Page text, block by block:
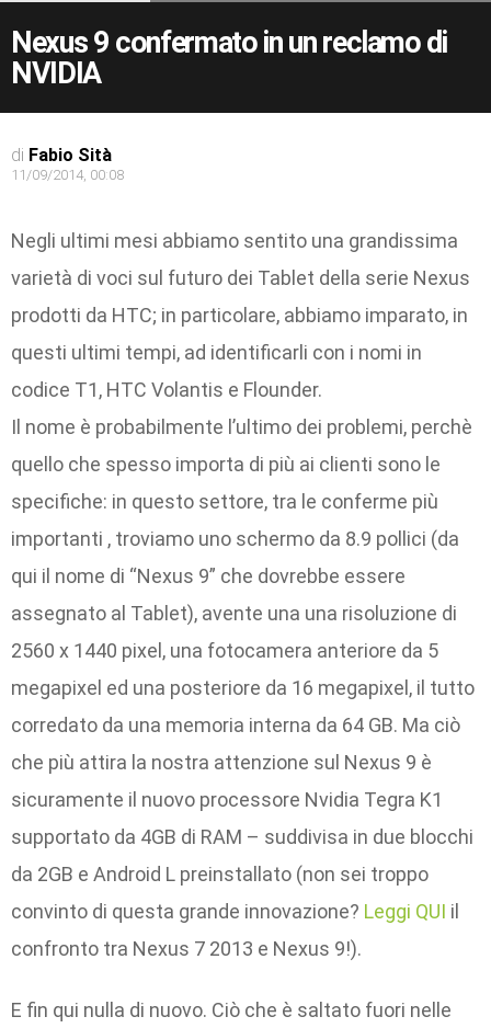
Nexus 9 confermato in un reclamo di
NVIDIA
di Fabio Sità
11/09/2014, 00:08
Negli ultimi mesi abbiamo sentito una grandissima
varietà di voci sul futuro dei Tablet della serie Nexus
prodotti da HTC; in particolare, abbiamo imparato, in
questi ultimi tempi, ad identificarli con i nomi in
codice T1, HTC Volantis e Flounder.
Il nome è probabilmente l’ultimo dei problemi, perchè
quello che spesso importa di più ai clienti sono le
specifiche: in questo settore, tra le conferme più
importanti , troviamo uno schermo da 8.9 pollici (da
qui il nome di “Nexus 9” che dovrebbe essere
assegnato al Tablet), avente una una risoluzione di
2560 x 1440 pixel, una fotocamera anteriore da 5
megapixel ed una posteriore da 16 megapixel, il tutto
corredato da una memoria interna da 64 GB. Ma ciò
che più attira la nostra attenzione sul Nexus 9 è
sicuramente il nuovo processore Nvidia Tegra K1
supportato da 4GB di RAM – suddivisa in due blocchi
da 2GB e Android L preinstallato (non sei troppo
convinto di questa grande innovazione? Leggi QUI il
confronto tra Nexus 7 2013 e Nexus 9!).
E fin qui nulla di nuovo. Ciò che è saltato fuori nelle